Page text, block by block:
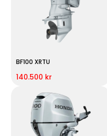
BF100 XRTU
140.500 kr